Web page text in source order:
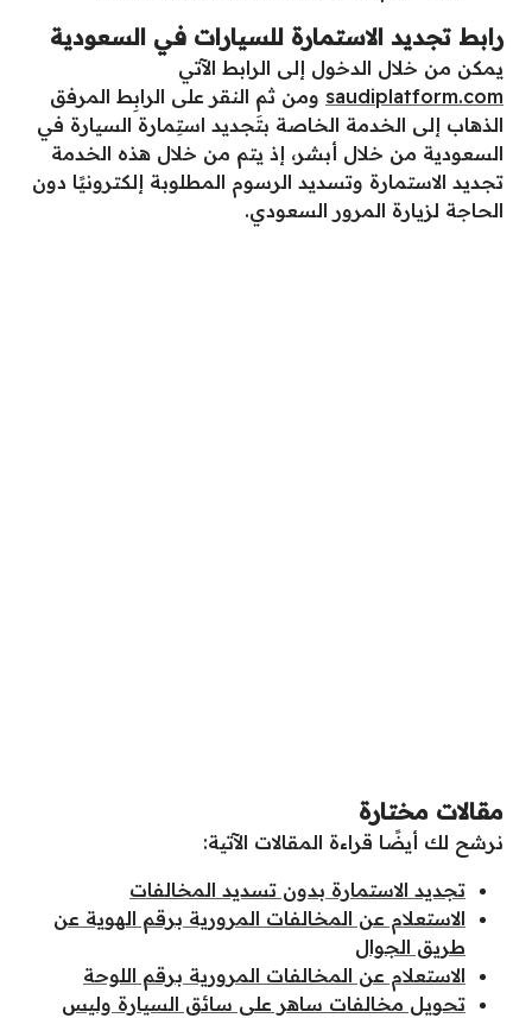
رابط تجديد الاستمارة للسيارات في السعودية
يمكن من خلال الدخول إلى الرابط الآتي
saudiplatform.com ومن ثم النقر على الرابِط المرفق
الذهاب إلى الخدمة الخاصة بتَجديد استِمارة السيارة في
السعودية من خلال أبشر، إذ يتم من خلال هذه الخدمة
تجديد الاستمارة وتسديد الرسوم المطلوبة إلكترونيًا دون
الحاجة لزيارة المرور السعودي.
مقالات مختارة
نرشح لك أيضًا قراءة المقالات الآتية:
تجديد الاستمارة بدون تسديد المخالفات
الاستعلام عن المخالفات المرورية برقم الهوية عن
طريق الجوال
الاستعلام عن المخالفات المرورية برقم اللوحة
تحويل مخالفات ساهر على سائق السيارة وليس